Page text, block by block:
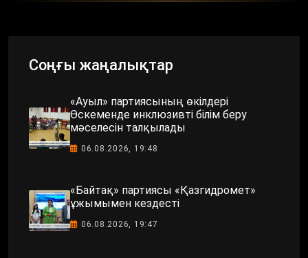
Соңғы жаңалықтар
«Ауыл» партиясының өкілдері
Өскеменде инклюзивті білім беру
мәселесін талқылады
06.08.2026, 19:48
«Байтақ» партиясы «Қазгидромет»
ұжымымен кездесті
06.08.2026, 19:47